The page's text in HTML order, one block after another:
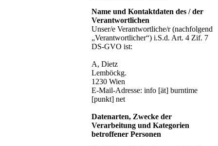
Name und Kontaktdaten des / der
Verantwortlichen
Unser/e Verantwortliche/r (nachfolgend
„Verantwortlicher“) i.S.d. Art. 4 Zif. 7
DS-GVO ist:
A, Dietz
Lemböckg.
1230 Wien
E-Mail-Adresse: info [ät] burntime
[punkt] net
Datenarten, Zwecke der
Verarbeitung und Kategorien
betroffener Personen